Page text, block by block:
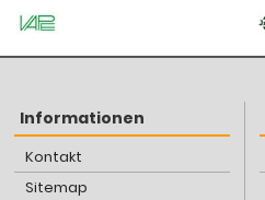
Informationen
Kontakt
Sitemap